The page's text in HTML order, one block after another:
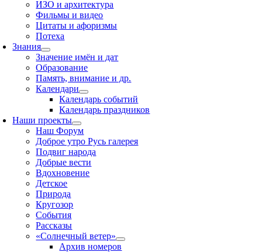
ИЗО и архитектура
Фильмы и видео
Цитаты и афоризмы
Потеха
Знания
Значение имён и дат
Образование
Память, внимание и др.
Календари
Календарь событий
Календарь праздников
Наши проекты
Наш Форум
Доброе утро Русь галерея
Подвиг народа
Добрые вести
Вдохновение
Детское
Природа
Кругозор
События
Рассказы
«Солнечный ветер»
Архив номеров